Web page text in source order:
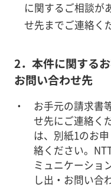
に関するご相談が
せ先までご連絡く
2．本件に関する
お問い合わせ先
お手元の請求書
せ先にご連絡く
は、別紙1のお
絡ください。
ミュニケーショ
し出・お問い合